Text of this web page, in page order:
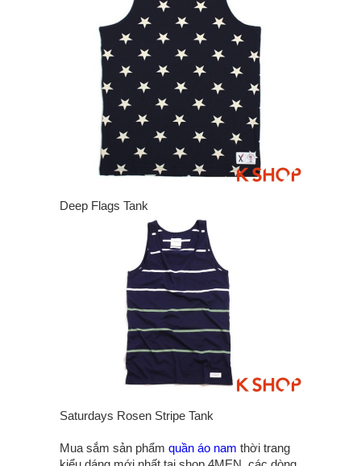
Deep Flags Tank
Saturdays Rosen Stripe Tank
Mua sắm sản phẩm quần áo nam thời trang